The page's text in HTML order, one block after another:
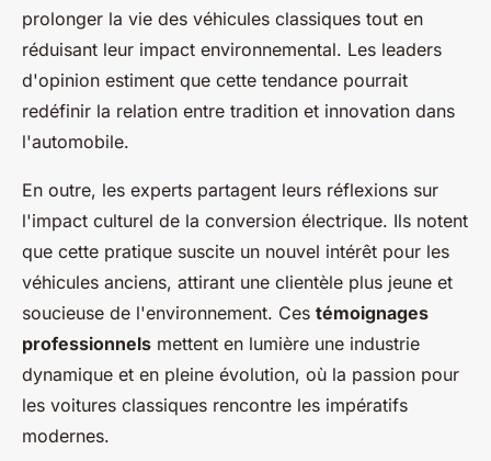
prolonger la vie des véhicules classiques tout en
réduisant leur impact environnemental. Les leaders
d'opinion estiment que cette tendance pourrait
redéfinir la relation entre tradition et innovation dans
l'automobile.
En outre, les experts partagent leurs réflexions sur
l'impact culturel de la conversion électrique. Ils notent
que cette pratique suscite un nouvel intérêt pour les
véhicules anciens, attirant une clientèle plus jeune et
soucieuse de l'environnement. Ces témoignages
professionnels mettent en lumière une industrie
dynamique et en pleine évolution, où la passion pour
les voitures classiques rencontre les impératifs
modernes.